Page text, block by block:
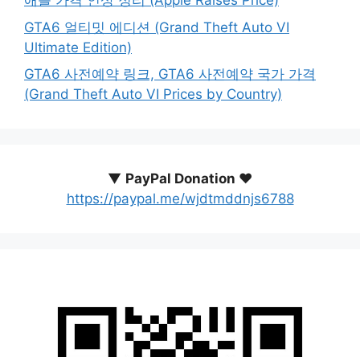
GTA6 얼티밋 에디션 (Grand Theft Auto VI
Ultimate Edition)
GTA6 사전예약 링크, GTA6 사전예약 국가 가격
(Grand Theft Auto VI Prices by Country)
▼ PayPal Donation ♥️
https://paypal.me/wjdtmddnjs6788